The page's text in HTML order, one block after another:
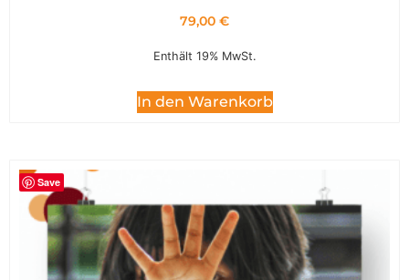
79,00 €
Enthält 19% MwSt.
In den Warenkorb
Save